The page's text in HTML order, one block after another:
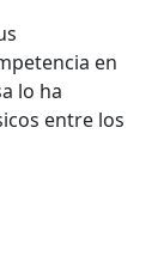
en
lo ha
entre los